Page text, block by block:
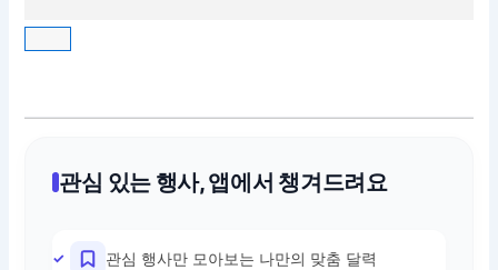
관심 있는 행사, 앱에서 챙겨드려요
관심 행사만 모아보는 나만의 맞춤 달력